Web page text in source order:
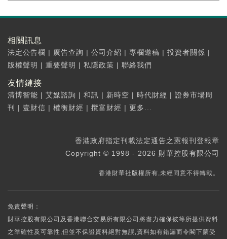
相關訊息
法定公告欄 | 廣告查詢 | 公司介紹 | 專欄邀稿 | 投資者關係 |
版權聲明 | 重要聲明 | 私隱政策 | 聯絡我們
友情鏈接
清博智能 | 艾媒諮詢 | 和訊 | 新時空 | 時代財經 | 證券市場周
刊
| 壹財信 | 權衡財經 | 攬富財經 | 更多...
香港政府指定刊載法定通告之憲報刊登報章
Copyright © 1998 - 2026 財華控股有限公司
香港財華社版權所有,未經同意不得轉載。
免責聲明：
財華控股有限公司及香港聯合交易所有限公司將盡力確保彼等所提供資料
之準確性及可靠性,但並不保證資料絕對無誤,資料如有錯漏而令閣下蒙受